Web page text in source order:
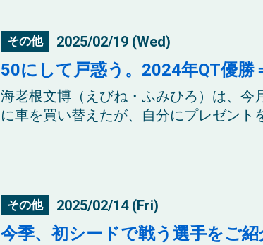
その他 2025/02/19 (Wed)
50にして戸惑う。2024年QT優
海老根文博（えびね・ふみひろ）は、
に車を買い替えたが、自分にプレゼント
その他 2025/02/14 (Fri)
今季、初シードで戦う選手をご